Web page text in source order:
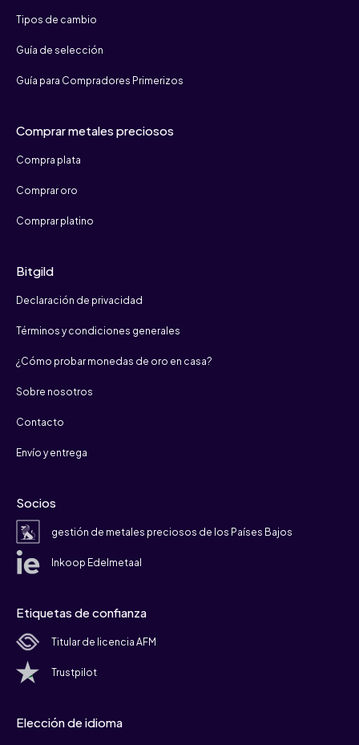
Tipos de cambio
Guía de selección
Guía para Compradores Primerizos
Comprar metales preciosos
Compra plata
Comprar oro
Comprar platino
Bitgild
Declaración de privacidad
Términos y condiciones generales
¿Cómo probar monedas de oro en casa?
Sobre nosotros
Contacto
Envío y entrega
Socios
gestión de metales preciosos de los Países Bajos
Inkoop Edelmetaal
Etiquetas de confianza
Titular de licencia AFM
Trustpilot
Elección de idioma